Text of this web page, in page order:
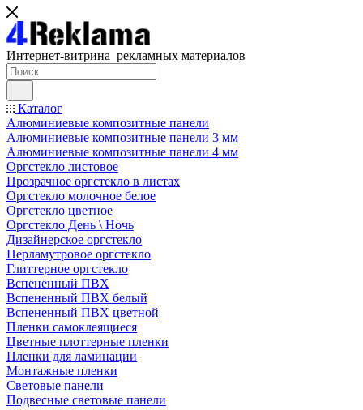
Интернет-витрина рекламных материалов
Каталог
Алюминиевые композитные панели
Алюминиевые композитные панели 3 мм
Алюминиевые композитные панели 4 мм
Оргстекло листовое
Прозрачное оргстекло в листах
Оргстекло молочное белое
Оргстекло цветное
Оргстекло День \ Ночь
Дизайнерское оргстекло
Перламутровое оргстекло
Глиттерное оргстекло
Вспененный ПВХ
Вспененный ПВХ белый
Вспененный ПВХ цветной
Пленки самоклеящиеся
Цветные плоттерные пленки
Пленки для ламинации
Монтажные пленки
Световые панели
Подвесные световые панели